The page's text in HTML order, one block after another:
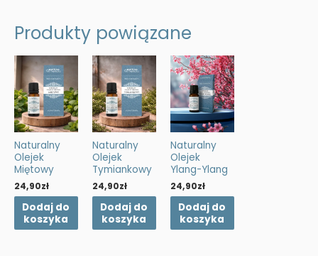
Produkty powiązane
Naturalny
Olejek
Miętowy
24,90zł
Dodaj do
koszyka
Naturalny
Olejek
Tymiankowy
24,90zł
Dodaj do
koszyka
Naturalny
Olejek
Ylang-Ylang
24,90zł
Dodaj do
koszyka